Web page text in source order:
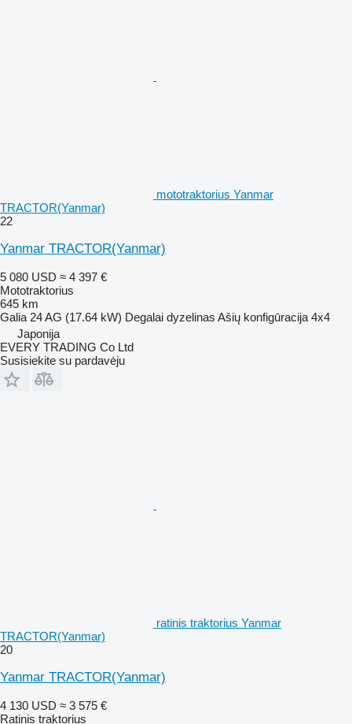
mototraktorius Yanmar
TRACTOR(Yanmar)
22
Yanmar TRACTOR(Yanmar)
5 080 USD ≈ 4 397 €
Mototraktorius
645 km
Galia 24 AG (17.64 kW) Degalai dyzelinas Ašių konfigūracija 4x4
Japonija
EVERY TRADING Co Ltd
Susisiekite su pardavėju
ratinis traktorius Yanmar
TRACTOR(Yanmar)
20
Yanmar TRACTOR(Yanmar)
4 130 USD ≈ 3 575 €
Ratinis traktorius